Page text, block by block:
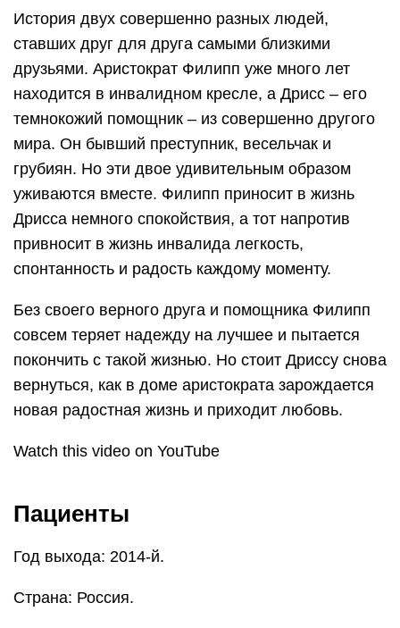
История двух совершенно разных людей,
ставших друг для друга самыми близкими
друзьями. Аристократ Филипп уже много лет
находится в инвалидном кресле, а Дрисс – его
темнокожий помощник – из совершенно другого
мира. Он бывший преступник, весельчак и
грубиян. Но эти двое удивительным образом
уживаются вместе. Филипп приносит в жизнь
Дрисса немного спокойствия, а тот напротив
привносит в жизнь инвалида легкость,
спонтанность и радость каждому моменту.
Без своего верного друга и помощника Филипп
совсем теряет надежду на лучшее и пытается
покончить с такой жизнью. Но стоит Дриссу снова
вернуться, как в доме аристократа зарождается
новая радостная жизнь и приходит любовь.
Watch this video on YouTube
Пациенты
Год выхода: 2014-й.
Страна: Россия.